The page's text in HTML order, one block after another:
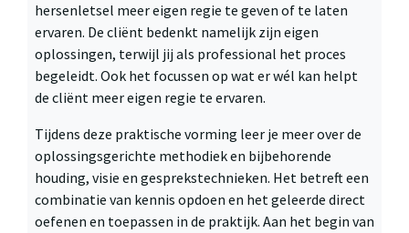
hersenletsel meer eigen regie te geven of te laten
ervaren. De cliënt bedenkt namelijk zijn eigen
oplossingen, terwijl jij als professional het proces
begeleidt. Ook het focussen op wat er wél kan helpt
de cliënt meer eigen regie te ervaren.
Tijdens deze praktische vorming leer je meer over de
oplossingsgerichte methodiek en bijbehorende
houding, visie en gesprekstechnieken. Het betreft een
combinatie van kennis opdoen en het geleerde direct
oefenen en toepassen in de praktijk. Aan het begin van